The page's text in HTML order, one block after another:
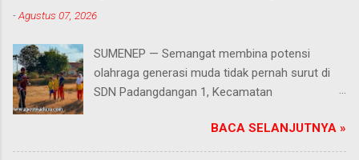
-Agustus 07, 2026
SUMENEP — Semangat membina potensi
olahraga generasi muda tidak pernah surut di
SDN Padangdangan 1, Kecamatan
(5/8/2026) Meski beberapa cabang olahraga
tidak masuk dalam daftar kompetisi perayaan
BACA SELANJUTNYA »